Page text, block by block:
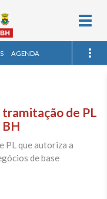
AGENDA
tramitação de PL
PL que autoriza a
de base